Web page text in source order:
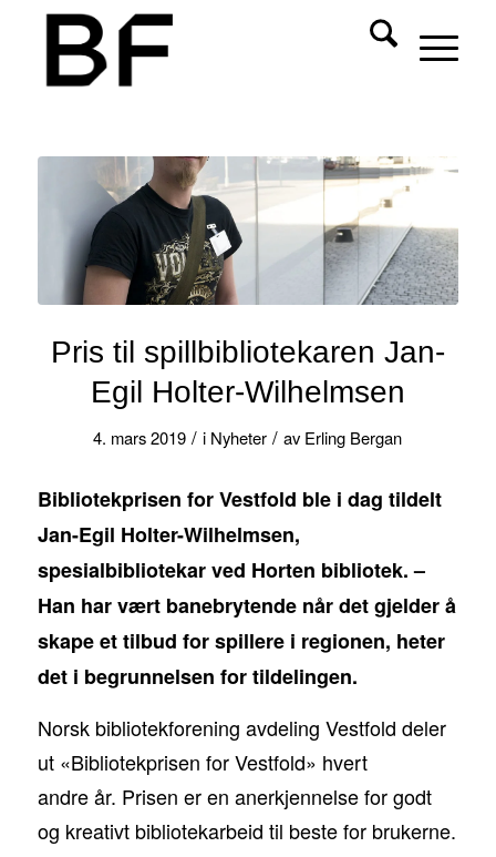
Pris til spillbibliotekaren Jan-
Egil Holter-Wilhelmsen
4. mars 2019 / i Nyheter / av Erling Bergan
Bibliotekprisen for Vestfold ble i dag tildelt
Jan-Egil Holter-Wilhelmsen,
spesialbibliotekar ved Horten bibliotek. –
Han har vært banebrytende når det gjelder å
skape et tilbud for spillere i regionen, heter
det i begrunnelsen for tildelingen.
Norsk bibliotekforening avdeling Vestfold deler
ut «Bibliotekprisen for Vestfold» hvert
andre år. Prisen er en anerkjennelse for godt
og kreativt bibliotekarbeid til beste for brukerne.